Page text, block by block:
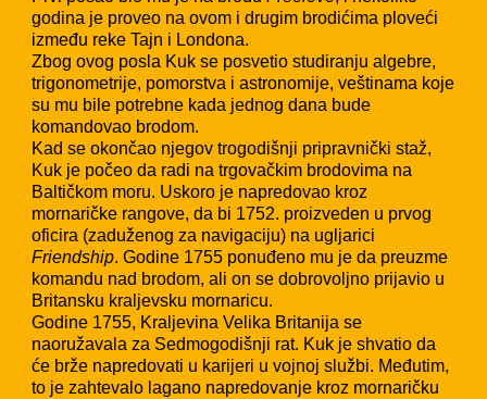
godina je proveo na ovom i drugim brodićima ploveći
između reke Tajn i Londona.
Zbog ovog posla Kuk se posvetio studiranju algebre,
trigonometrije, pomorstva i astronomije, veštinama koje
su mu bile potrebne kada jednog dana bude
komandovao brodom.
Kad se okončao njegov trogodišnji pripravnički staž,
Kuk je počeo da radi na trgovačkim brodovima na
Baltičkom moru. Uskoro je napredovao kroz
mornaričke rangove, da bi 1752. proizveden u prvog
oficira (zaduženog za navigaciju) na ugljarici
Friendship. Godine 1755 ponuđeno mu je da preuzme
komandu nad brodom, ali on se dobrovoljno prijavio u
Britansku kraljevsku mornaricu.
Godine 1755, Kraljevina Velika Britanija se
naoružavala za Sedmogodišnji rat. Kuk je shvatio da
će brže napredovati u karijeri u vojnoj službi. Međutim,
to je zahtevalo lagano napredovanje kroz mornaričku